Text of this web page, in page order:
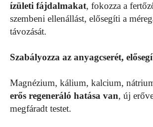
ízületi fájdalmakat, fokozza a
szembeni ellenállást, elősegíti a
távozását.
Szabályozza az anyagcserét,
Magnézium, kálium, kalcium,
erős regeneráló hatása van, új
megfáradt testet.